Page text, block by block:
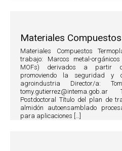
Materiales
Materiales Compuestos
trabajo: Marcos metal-
MOFs) derivados a partir
promoviendo la seguridad y
agroindustria Director/a:
Postdoctoral Título del plan de
almidón autoensamblado
para aplicaciones […]